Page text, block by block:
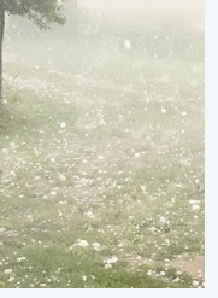
onweer treft steden. . .